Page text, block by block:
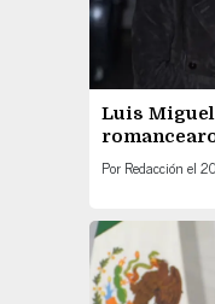
Luis Miguel
Por Redacción el